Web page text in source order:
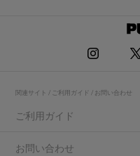
関連サイト / ご利用ガイド / お問い合わせ
ご利用ガイド
お問い合わせ